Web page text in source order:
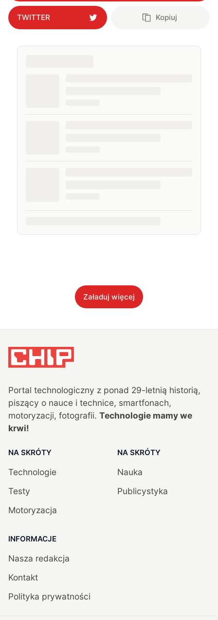
TWITTER Kopiuj
Załaduj więcej
Portal technologiczny z ponad 29-letnią historią,
piszący o nauce i technice, smartfonach,
motoryzacji, fotografii. Technologie mamy we
krwi!
NA SKRÓTY
Technologie
Testy
Motoryzacja
NA SKRÓTY
Nauka
Publicystyka
INFORMACJE
Nasza redakcja
Kontakt
Polityka prywatności